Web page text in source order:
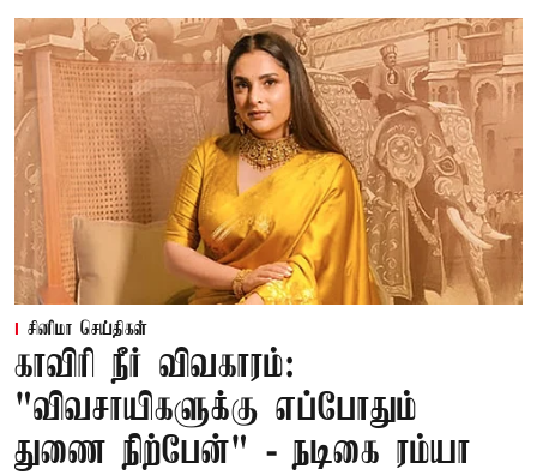
சினிமா செய்திகள்
காவிரி நீர் விவகாரம்:
"விவசாயிகளுக்கு எப்போதும்
துணை நிற்பேன்" - நடிகை ரம்யா